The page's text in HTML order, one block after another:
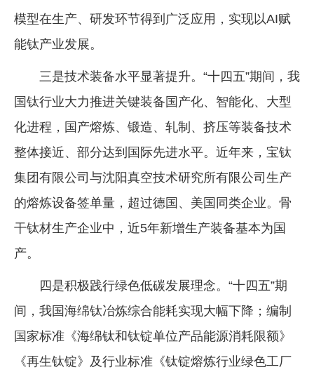
模型在生产、研发环节得到广泛应用，实现以AI赋
能钛产业发展。
三是技术装备水平显著提升。“十四五”期间，我
国钛行业大力推进关键装备国产化、智能化、大型
化进程，国产熔炼、锻造、轧制、挤压等装备技术
整体接近、部分达到国际先进水平。近年来，宝钛
集团有限公司与沈阳真空技术研究所有限公司生产
的熔炼设备签单量，超过德国、美国同类企业。骨
干钛材生产企业中，近5年新增生产装备基本为国
产。
四是积极践行绿色低碳发展理念。“十四五”期
间，我国海绵钛冶炼综合能耗实现大幅下降；编制
国家标准《海绵钛和钛锭单位产品能源消耗限额》
《再生钛锭》及行业标准《钛锭熔炼行业绿色工厂